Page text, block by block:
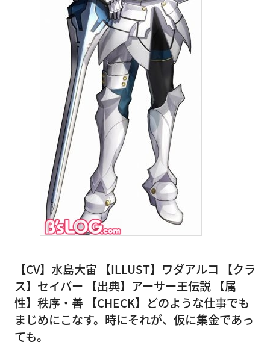
【CV】水島大宙 【ILLUST】ワダアルコ 【クラ
ス】セイバー 【出典】アーサー王伝説 【属
性】秩序・善 【CHECK】どのような仕事でも
まじめにこなす。時にそれが、仮に集金であっ
ても。